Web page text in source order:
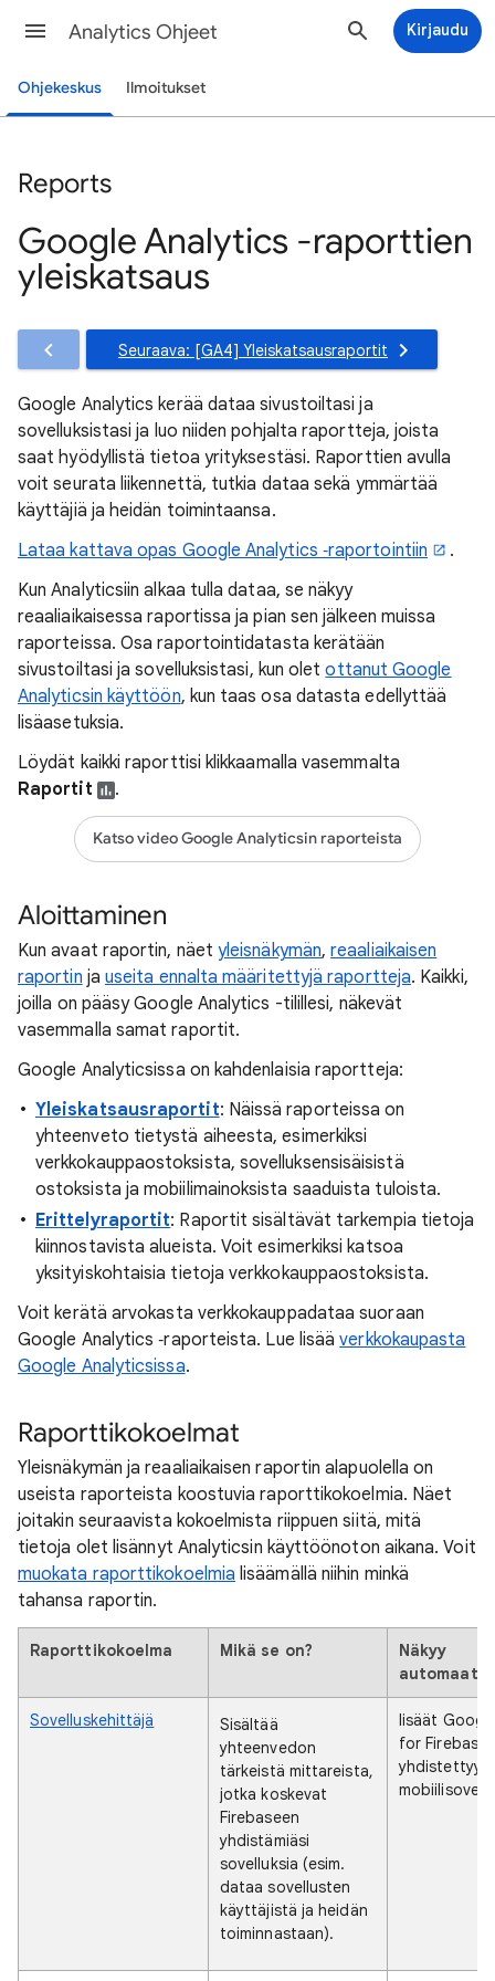
Analytics Ohjeet Kirjaudu
Ohjekeskus Ilmoitukset
Reports
Google Analytics ‐raporttien
yleiskatsaus
Seuraava: [GA4] Yleiskatsausraportit
Google Analytics kerää dataa sivustoiltasi ja
sovelluksistasi ja luo niiden pohjalta raportteja, joista
saat hyödyllistä tietoa yrityksestäsi. Raporttien avulla
voit seurata liikennettä, tutkia dataa sekä ymmärtää
käyttäjiä ja heidän toimintaansa.
Lataa kattava opas Google Analytics ‑raportointiin
.
Kun Analyticsiin alkaa tulla dataa, se näkyy
reaaliaikaisessa raportissa ja pian sen jälkeen muissa
raporteissa. Osa raportointidatasta kerätään
sivustoiltasi ja sovelluksistasi, kun oletottanut Google
Analyticsin käyttöön, kun taas osa datasta edellyttää
lisäasetuksia.
Löydät kaikki raporttisi klikkaamalla vasemmalta
Raportit
.
Katso video Google Analyticsin raporteista
Aloittaminen
Kun avaat raportin, näetyleisnäkymän,reaaliaikaisen
raportin ja useita ennalta määritettyjä raportteja. Kaikki,
joilla on pääsy Google Analytics -tilillesi, näkevät
vasemmalla samat raportit.
Google Analyticsissa on kahdenlaisia raportteja:
Yleiskatsausraportit: Näissä raporteissa on
yhteenveto tietystä aiheesta, esimerkiksi
verkkokauppaostoksista, sovelluksensisäisistä
ostoksista ja mobiilimainoksista saaduista tuloista.
Erittelyraportit: Raportit sisältävät tarkempia tietoja
kiinnostavista alueista. Voit esimerkiksi katsoa
yksityiskohtaisia tietoja verkkokauppaostoksista.
Voit kerätä arvokasta verkkokauppadataa suoraan
Google Analytics ‑raporteista. Lue lisääverkkokaupasta
Google Analyticsissa.
Raporttikokoelmat
Yleisnäkymän ja reaaliaikaisen raportin alapuolella on
useista raporteista koostuvia raporttikokoelmia. Näet
joitakin seuraavista kokoelmista riippuen siitä, mitä
tietoja olet lisännyt Analyticsin käyttöönoton aikana. Voit
muokata raporttikokoelmia lisäämällä niihin minkä
tahansa raportin.
Raporttikokoelma Mikä se on?
Näkyy
Sovelluskehittäjä
Sisältää
yhteenvedon
tärkeistä mittareista,
jotka koskevat
Firebaseen
yhdistämiäsi
sovelluksia (esim.
dataa sovellusten
käyttäjistä ja heidän
toiminnastaan).
lisäät
for Firebase
yhdistettyyn